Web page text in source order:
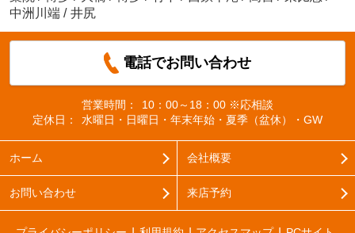
中洲川端 / 井尻
電話でお問い合わせ
営業時間：
10：00～18：00 ※応相談
定休日：
水曜日・日曜日・年末年始・夏季（盆休）・GW
ホーム 会社概要
お問い合わせ 来店予約